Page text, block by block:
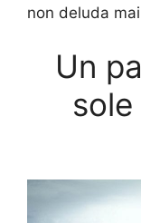
non deluda
Un